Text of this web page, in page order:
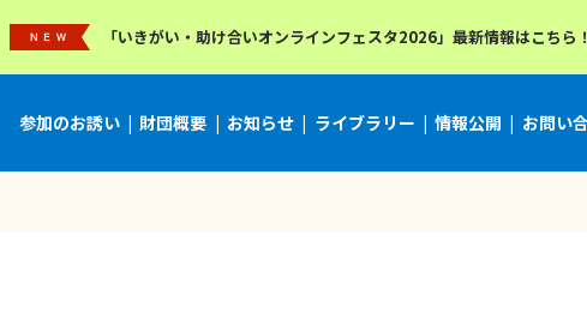
「いきがい・助け合いオンラインフェスタ2026」最新情報はこちら
参加のお誘い 財団概要 お知らせ ライブラリー 情報公開 お問い